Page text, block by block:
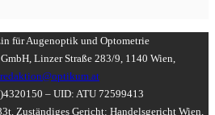
für Augenoptik und Optometrie
Linzer Straße 283/9, 1140 Wien,
redaktion@optikum.at
– UID: ATU 72599413
Zuständiges Gericht: Handelsgericht Wien,